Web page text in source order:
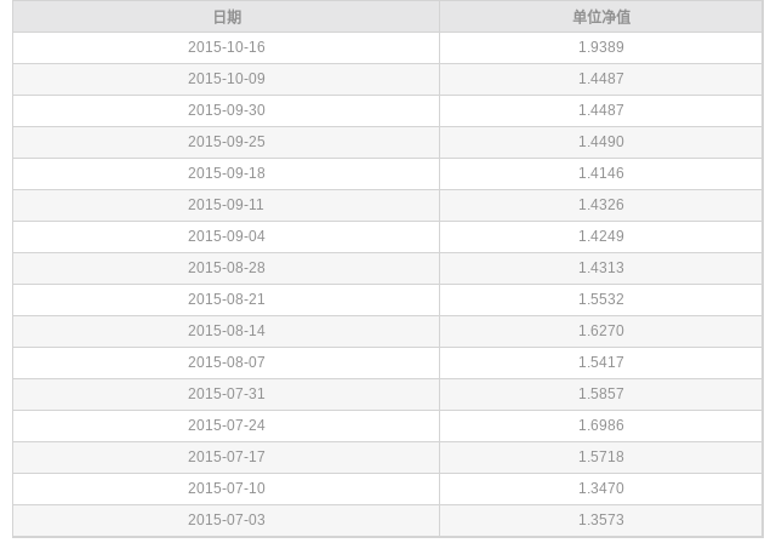
日期
单位净值
2015-10-16
1.9389
2015-10-09
1.4487
2015-09-30
1.4487
2015-09-25
1.4490
2015-09-18
1.4146
2015-09-11
1.4326
2015-09-04
1.4249
2015-08-28
1.4313
2015-08-21
1.5532
2015-08-14
1.6270
2015-08-07
1.5417
2015-07-31
1.5857
2015-07-24
1.6986
2015-07-17
1.5718
2015-07-10
1.3470
2015-07-03
1.3573